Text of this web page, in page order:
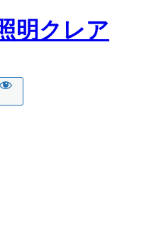
明クレア